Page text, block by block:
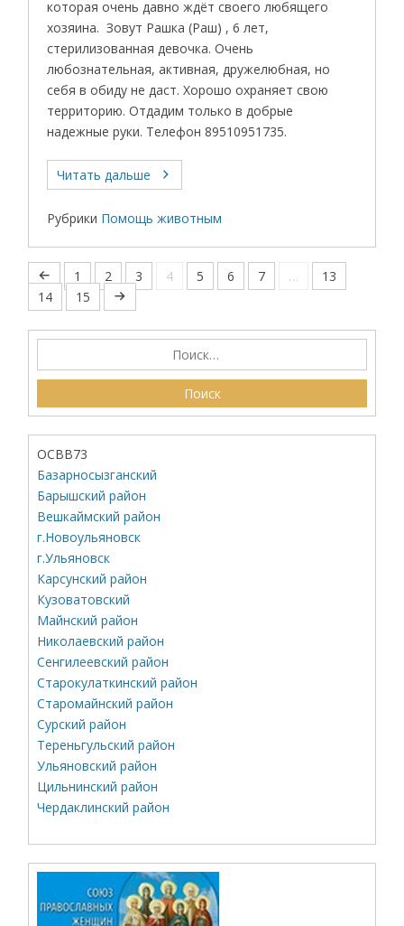
которая очень давно ждёт своего любящего
хозяина. Зовут Рашка (Раш) , 6 лет,
стерилизованная девочка. Очень
любознательная, активная, дружелюбная, но
себя в обиду не даст. Хорошо охраняет свою
территорию. Отдадим только в добрые
надежные руки. Телефон 89510951735.
Читать дальше
Рубрики Помощь животным
1 2 3 4 5 6 7 …
13
14
15
ОСВВ73
Базарносызганский
Барышский район
Вешкаймский район
г.Новоульяновск
г.Ульяновск
Карсунский район
Кузоватовский
Майнский район
Николаевский район
Сенгилеевский район
Старокулаткинский район
Старомайнский район
Сурский район
Тереньгульский район
Ульяновский район
Цильнинский район
Чердаклинский район